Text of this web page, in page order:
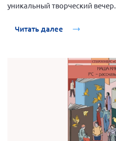
уникальный творческий вечер.
Читать далее